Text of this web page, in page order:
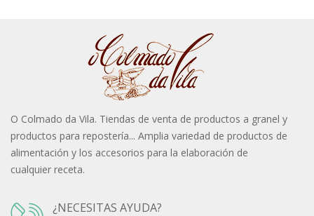
O Colmado da Vila. Tiendas de venta de productos a granel y
productos para repostería... Amplia variedad de productos de
alimentación y los accesorios para la elaboración de
cualquier receta.
¿NECESITAS AYUDA?